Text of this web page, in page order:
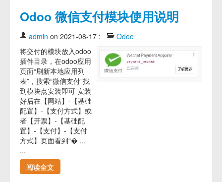
Odoo 微信支付模块使用说明
admin on 2021-08-17 :
Odoo
将交付的模块放入odoo
插件目录，在odoo应用
页面“刷新本地应用列
表”，搜索“微信支付”找
到模块点安装即可 安装
好后在【网站】-【基础
配置】-【支付方式】或
者【开票】-【基础配
置】-【支付】-【支付
方式】页面看到“� ...
...
阅读全文